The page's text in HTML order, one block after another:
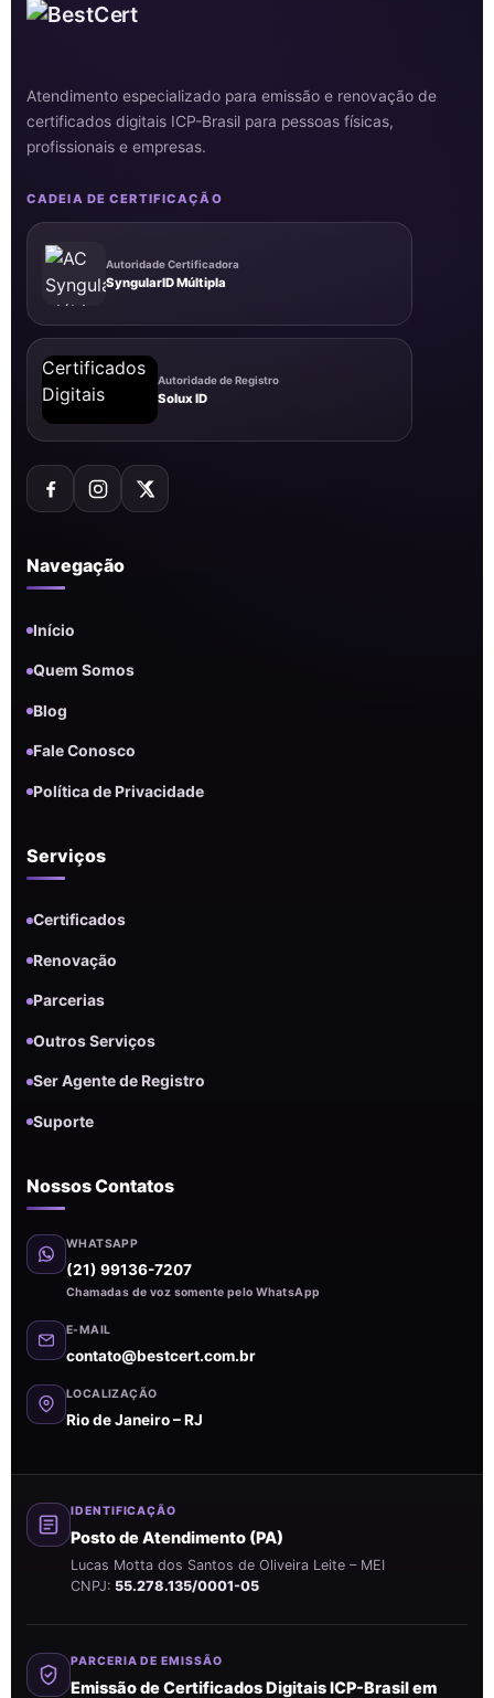
Atendimento especializado para emissão e renovação de
certificados digitais ICP-Brasil para pessoas físicas,
profissionais e empresas.
CADEIA DE CERTIFICAÇÃO
Autoridade Certificadora
SyngularID Múltipla
Autoridade de Registro
Solux ID
Navegação
Início
Quem Somos
Blog
Fale Conosco
Política de Privacidade
Serviços
Certificados
Renovação
Parcerias
Outros Serviços
Ser Agente de Registro
Suporte
Nossos Contatos
WHATSAPP
(21) 99136-7207
Chamadas de voz somente pelo WhatsApp
E-MAIL
contato@bestcert.com.br
LOCALIZAÇÃO
Rio de Janeiro – RJ
IDENTIFICAÇÃO
Posto de Atendimento (PA)
Lucas Motta dos Santos de Oliveira Leite – MEI
CNPJ: 55.278.135/0001-05
PARCERIA DE EMISSÃO
Emissão de Certificados Digitais ICP-Brasil em